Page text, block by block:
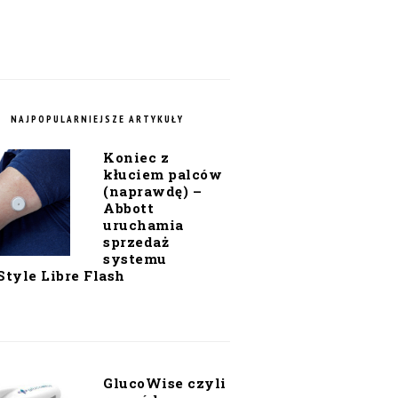
NAJPOPULARNIEJSZE ARTYKUŁY
Koniec z
kłuciem palców
(naprawdę) –
Abbott
uruchamia
sprzedaż
systemu
Libre Flash
GlucoWise czyli